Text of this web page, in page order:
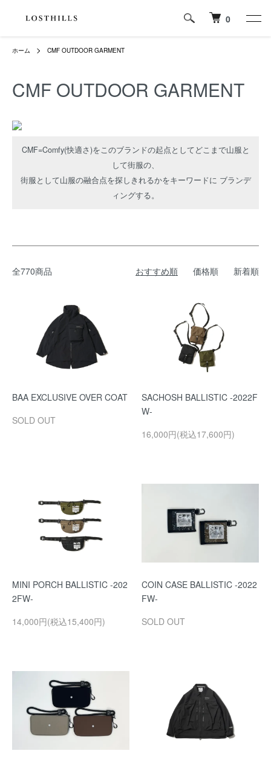
0
ホーム CMF OUTDOOR GARMENT
CMF OUTDOOR GARMENT
CMF=Comfy(快適さ)をこのブランドの起点としてどこまで山服と
して街服の、
街服として山服の融合点を探しきれるかをキーワードに ブランデ
ィングする。
全770商品 おすすめ順 価格順 新着順
BAA EXCLUSIVE OVER COAT
SOLD OUT
SACHOSH BALLISTIC -2022F
W-
16,000円(税込17,600円)
MINI PORCH BALLISTIC -202
2FW-
14,000円(税込15,400円)
COIN CASE BALLISTIC -2022
FW-
SOLD OUT